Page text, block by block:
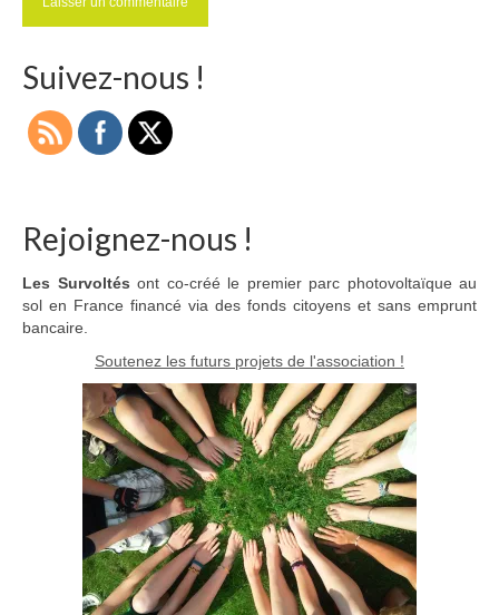
Suivez-nous !
Rejoignez-nous !
Les Survoltés ont co-créé le premier parc photovoltaïque au
sol en France financé via des fonds citoyens et sans emprunt
bancaire.
Soutenez les futurs projets de l'association !